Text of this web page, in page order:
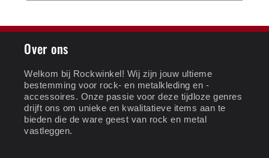
Over ons
Welkom bij Rockwinkel! Wij zijn jouw ultieme
bestemming voor rock- en metalkleding en -
accessoires. Onze passie voor deze tijdloze genres
drijft ons om unieke en kwalitatieve items aan te
bieden die de ware geest van rock en metal
vastleggen.